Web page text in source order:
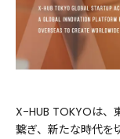
X-HUB TOKYOは、
繋ぎ、新たな時代を